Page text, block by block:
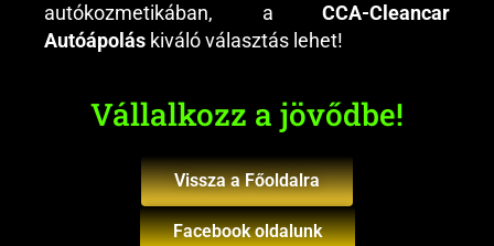
autókozmetikában, a CCA-Cleancar
Autóápolás kiváló választás lehet!
Vállalkozz a jövődbe!
Vissza a Főoldalra
Facebook oldalunk